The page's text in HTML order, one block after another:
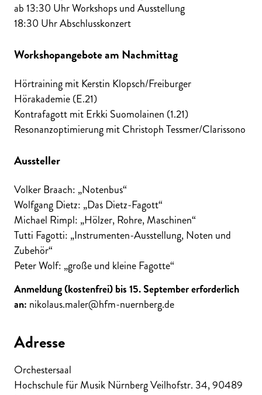
ab 13:30 Uhr Workshops und Ausstellung
18:30 Uhr Abschlusskonzert
Workshopangebote am Nachmittag
Hörtraining mit Kerstin Klopsch/Freiburger
Hörakademie (E.21)
Kontrafagott mit Erkki Suomolainen (1.21)
Resonanzoptimierung mit Christoph Tessmer/Clarissono
Aussteller
Volker Braach: „Notenbus“
Wolfgang Dietz: „Das Dietz-Fagott“
Michael Rimpl: „Hölzer, Rohre, Maschinen“
Tutti Fagotti: „Instrumenten-Ausstellung, Noten und
Zubehör“
Peter Wolf: „große und kleine Fagotte“
Anmeldung (kostenfrei) bis 15. September erforderlich
an: nikolaus.maler@hfm-nuernberg.de
Adresse
Orchestersaal
Hochschule für Musik Nürnberg Veilhofstr. 34,90489